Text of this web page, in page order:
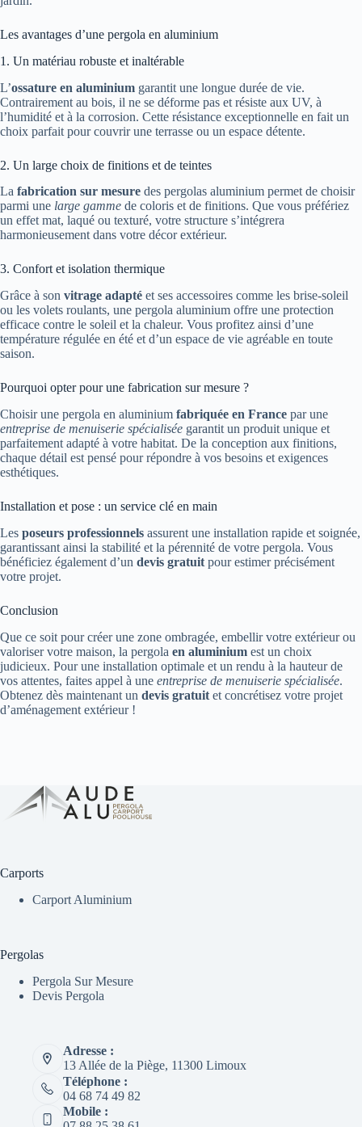
Les avantages d’une pergola en aluminium
1. Un matériau robuste et inaltérable
L’ossature en aluminium garantit une longue durée de vie.
Contrairement au bois, il ne se déforme pas et résiste aux UV, à
l’humidité et à la corrosion. Cette résistance exceptionnelle en fait un
choix parfait pour couvrir une terrasse ou un espace détente.
2. Un large choix de finitions et de teintes
La fabrication sur mesure des pergolas aluminium permet de choisir
parmi une large gamme de coloris et de finitions. Que vous préfériez
un effet mat, laqué ou texturé, votre structure s’intégrera
harmonieusement dans votre décor extérieur.
3. Confort et isolation thermique
Grâce à son vitrage adapté et ses accessoires comme les brise-soleil
ou les volets roulants, une pergola aluminium offre une protection
efficace contre le soleil et la chaleur. Vous profitez ainsi d’une
température régulée en été et d’un espace de vie agréable en toute
saison.
Pourquoi opter pour une fabrication sur mesure ?
Choisir une pergola en aluminium fabriquée en France par une
entreprise de menuiserie spécialisée garantit un produit unique et
parfaitement adapté à votre habitat. De la conception aux finitions,
chaque détail est pensé pour répondre à vos besoins et exigences
esthétiques.
Installation et pose : un service clé en main
Les poseurs professionnels assurent une installation rapide et soignée,
garantissant ainsi la stabilité et la pérennité de votre pergola. Vous
bénéficiez également d’un devis gratuit pour estimer précisément
votre projet.
Conclusion
Que ce soit pour créer une zone ombragée, embellir votre extérieur ou
valoriser votre maison, la pergola en aluminium est un choix
judicieux. Pour une installation optimale et un rendu à la hauteur de
vos attentes, faites appel à une entreprise de menuiserie spécialisée.
Obtenez dès maintenant un devis gratuit et concrétisez votre projet
d’aménagement extérieur !
Carports
Carport Aluminium
Pergolas
Pergola Sur Mesure
Devis Pergola
Adresse :
13 Allée de la Piège, 11300 Limoux
Téléphone :
04 68 74 49 82
Mobile :